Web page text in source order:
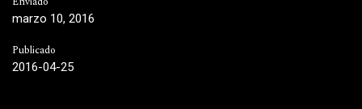
marzo 10, 2016
Publicado
2016-04-25